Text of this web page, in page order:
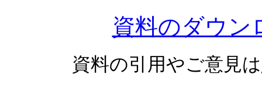
資料のダウン
資料の引用やご意見は